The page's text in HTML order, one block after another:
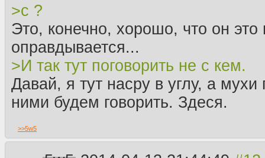
>с ?
Это, конечно, хорошо, что он это
оправдывается...
>И так тут поговорить не с кем.
Давай, я тут насру в углу, а
ними будем говорить. Здеся.
>>5w5